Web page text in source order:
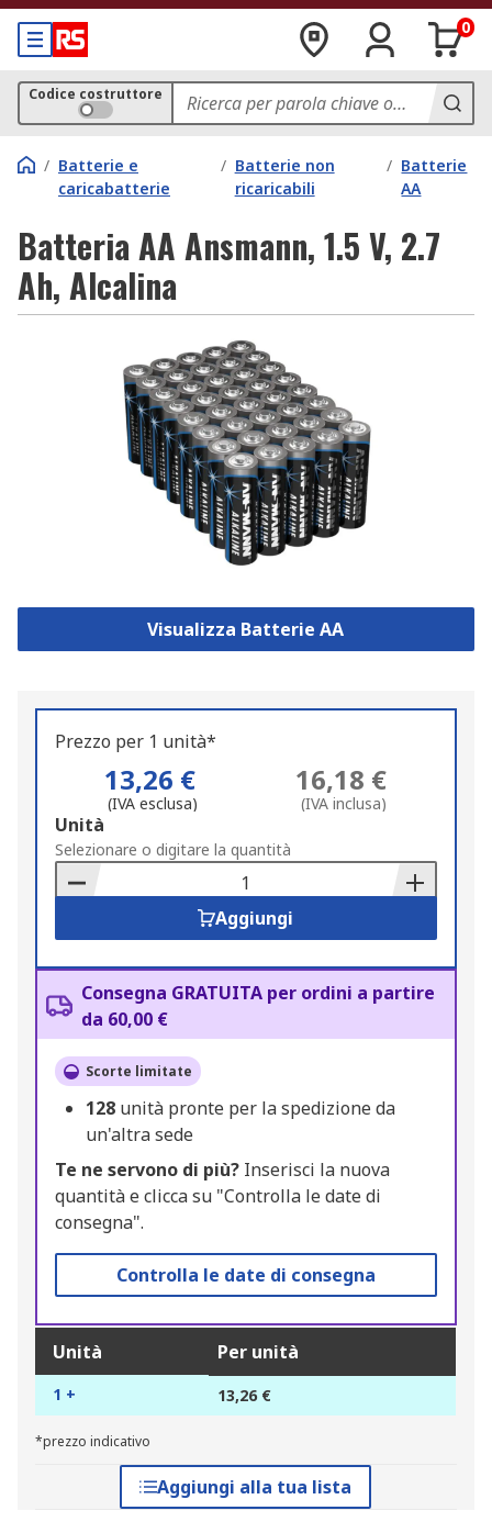
0
Codice costruttore
/ Batterie e
caricabatterie
/ Batterie non
ricaricabili
/ Batterie
AA
Batteria AA Ansmann, 1.5 V, 2.7
Ah, Alcalina
Visualizza Batterie AA
Prezzo per 1 unità*
13,26 €
(IVA esclusa)
16,18 €
(IVA inclusa)
Add
to
Basket
Unità
Selezionare o digitare la quantità
Aggiungi
Consegna GRATUITA per ordini a partire
da 60,00 €
Scorte limitate
128 unità pronte per la spedizione da
un'altra sede
Te ne servono di più? Inserisci la nuova
quantità e clicca su "Controlla le date di
consegna".
Controlla le date di consegna
Unità Per unità
1 + 13,26 €
*prezzo indicativo
Aggiungi alla tua lista